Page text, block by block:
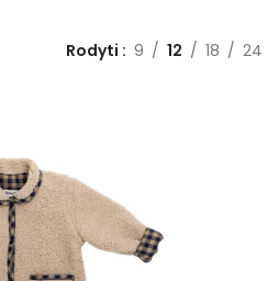
Rodyti 9 12 18 24